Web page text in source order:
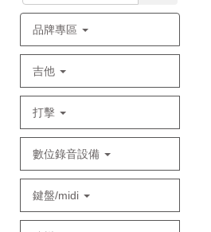
品牌專區
吉他
打擊
數位錄音設備
鍵盤/midi